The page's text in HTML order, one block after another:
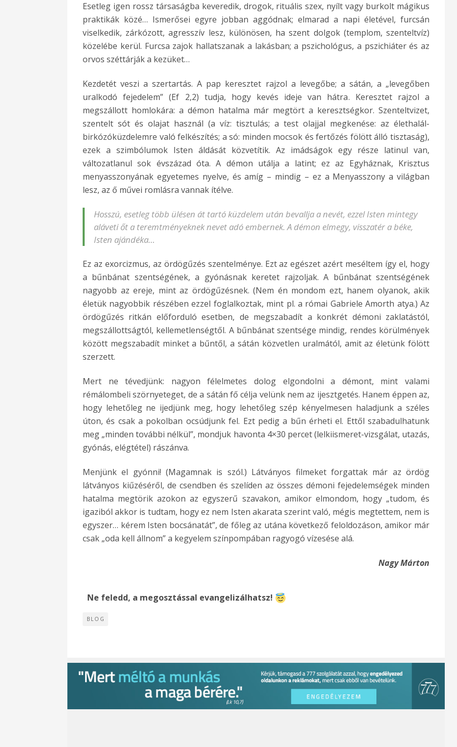
Esetleg igen rossz társaságba keveredik, drogok, rituális szex, nyílt vagy burkolt mágikus
praktikák közé… Ismerősei egyre jobban aggódnak; elmarad a napi életével, furcsán
viselkedik, zárkózott, agresszív lesz, különösen, ha szent dolgok (templom, szenteltvíz)
közelébe kerül. Furcsa zajok hallatszanak a lakásban; a pszichológus, a pszichiáter és az
orvos széttárják a kezüket…
Kezdetét veszi a szertartás. A pap keresztet rajzol a levegőbe; a sátán, a „levegőben
uralkodó fejedelem” (Ef 2,2) tudja, hogy kevés ideje van hátra. Keresztet rajzol a
megszállott homlokára: a démon hatalma már megtört a keresztségkor. Szenteltvizet,
szentelt sót és olajat használ (a víz: tisztulás; a test olajjal megkenése: az élethalál-
birkózóküzdelemre való felkészítés; a só: minden mocsok és fertőzés fölött álló tisztaság),
ezek a szimbólumok Isten áldását közvetítik. Az imádságok egy része latinul van,
változatlanul sok évszázad óta. A démon utálja a latint; ez az Egyháznak, Krisztus
menyasszonyának egyetemes nyelve, és amíg – mindig – ez a Menyasszony a világban
lesz, az ő művei romlásra vannak ítélve.
Hosszú, esetleg több ülésen át tartó küzdelem után bevallja a nevét, ezzel Isten mintegy
aláveti őt a teremtményeknek nevet adó embernek. A démon elmegy, visszatér a béke,
Isten ajándéka…
Ez az exorcizmus, az ördögűzés szentelménye. Ezt az egészet azért meséltem így el, hogy
a bűnbánat szentségének, a gyónásnak keretet rajzoljak. A bűnbánat szentségének
nagyobb az ereje, mint az ördögűzésnek. (Nem én mondom ezt, hanem olyanok, akik
életük nagyobbik részében ezzel foglalkoztak, mint pl. a római Gabriele Amorth atya.) Az
ördögűzés ritkán előforduló esetben, de megszabadít a konkrét démoni zaklatástól,
megszállottságtól, kellemetlenségtől. A bűnbánat szentsége mindig, rendes körülmények
között megszabadít minket a bűntől, a sátán közvetlen uralmától, amit az életünk fölött
szerzett.
Mert ne tévedjünk: nagyon félelmetes dolog elgondolni a démont, mint valami
rémálombeli szörnyeteget, de a sátán fő célja velünk nem az ijesztgetés. Hanem éppen az,
hogy lehetőleg ne ijedjünk meg, hogy lehetőleg szép kényelmesen haladjunk a széles
úton, és csak a pokolban ocsúdjunk fel. Ezt pedig a bűn érheti el. Ettől szabadulhatunk
meg „minden további nélkül”, mondjuk havonta 4×30 percet (lelkiismeret-vizsgálat, utazás,
gyónás, elégtétel) rászánva.
Menjünk el gyónni! (Magamnak is szól.) Látványos filmeket forgattak már az ördög
látványos kiűzéséről, de csendben és szelíden az összes démoni fejedelemségek minden
hatalma megtörik azokon az egyszerű szavakon, amikor elmondom, hogy „tudom, és
igaziból akkor is tudtam, hogy ez nem Isten akarata szerint való, mégis megtettem, nem is
egyszer… kérem Isten bocsánatát”, de főleg az utána következő feloldozáson, amikor már
csak „oda kell állnom” a kegyelem színpompában ragyogó vízesése alá.
Nagy Márton
Ne feledd, a megosztással evangelizálhatsz!
BLOG